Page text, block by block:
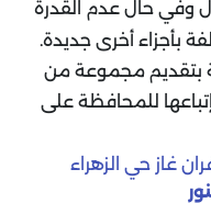
وفي حال عدم القدرة
بأجزاء أخرى جديدة.
بتقديم مجموعة من
للمحافظة على
غاز حي الزهراء